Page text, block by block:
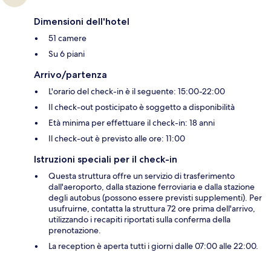
Dimensioni dell'hotel
51 camere
Su 6 piani
Arrivo/partenza
L'orario del check-in è il seguente: 15:00-22:00
Il check-out posticipato è soggetto a disponibilità
Età minima per effettuare il check-in: 18 anni
Il check-out è previsto alle ore: 11:00
Istruzioni speciali per il check-in
Questa struttura offre un servizio di trasferimento
dall'aeroporto, dalla stazione ferroviaria e dalla stazione
degli autobus (possono essere previsti supplementi). Per
usufruirne, contatta la struttura 72 ore prima dell'arrivo,
utilizzando i recapiti riportati sulla conferma della
prenotazione.
La reception è aperta tutti i giorni dalle 07:00 alle 22:00.